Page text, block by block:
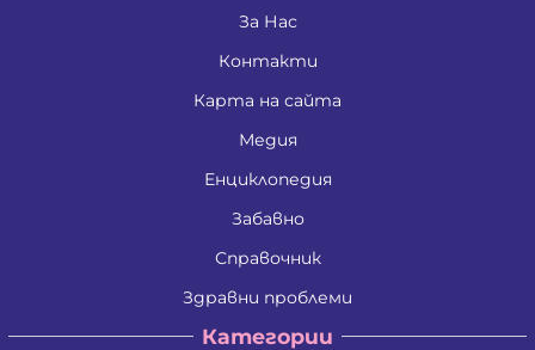
За Нас
Контакти
Карта на сайта
Медия
Енциклопедия
Забавно
Справочник
Здравни проблеми
Категории